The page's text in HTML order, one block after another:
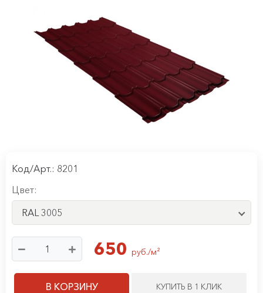
Код/Арт.: 8201
Цвет:
RAL 3005
650 руб./м²
В КОРЗИНУ КУПИТЬ В 1 КЛИК